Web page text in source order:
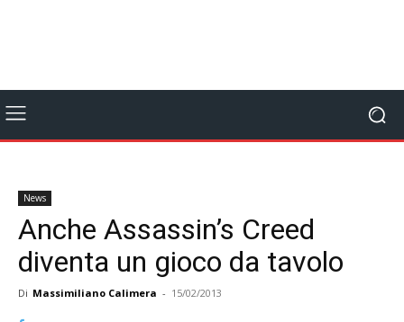
News
Anche Assassin’s Creed
diventa un gioco da tavolo
Di Massimiliano Calimera - 15/02/2013